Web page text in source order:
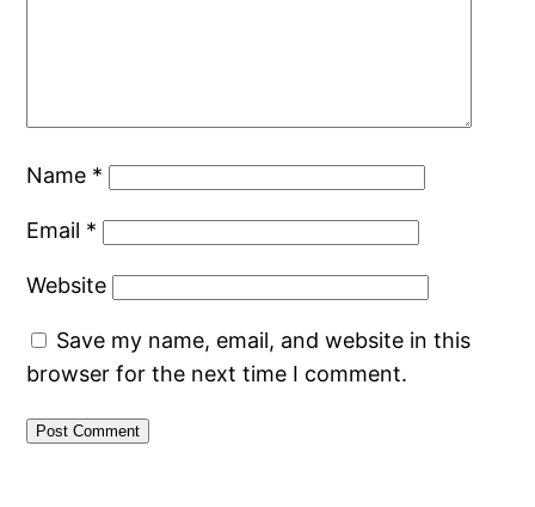
Name *
Email *
Website
Save my name, email, and website in this
browser for the next time I comment.